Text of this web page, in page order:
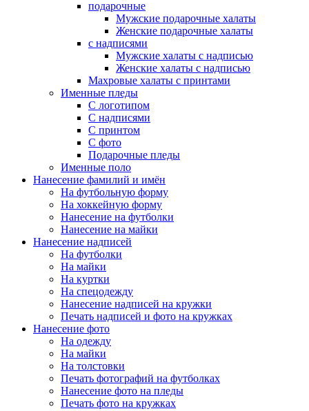
подарочные
Мужские подарочные халаты
Женские подарочные халаты
с надписями
Мужские халаты с надписью
Женские халаты с надписью
Махровые халаты с принтами
Именные пледы
С логотипом
С надписями
С принтом
С фото
Подарочные пледы
Именные поло
Нанесение фамилий и имён
На футбольную форму
На хоккейную форму
Нанесение на футболки
Нанесение на майки
Нанесение надписей
На футболки
На майки
На куртки
На спецодежду
Нанесение надписей на кружки
Печать надписей и фото на кружках
Нанесение фото
На одежду
На майки
На толстовки
Печать фотографий на футболках
Нанесение фото на пледы
Печать фото на кружках